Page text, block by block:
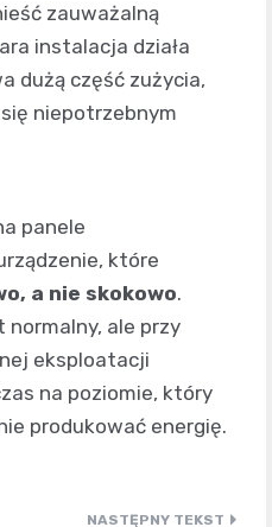
zauważalną
instalacja działa
dużą część zużycia,
niepotrzebnym
panele
które
a nie skokowo.
ale przy
eksploatacji
na poziomie, który
produkować energię.